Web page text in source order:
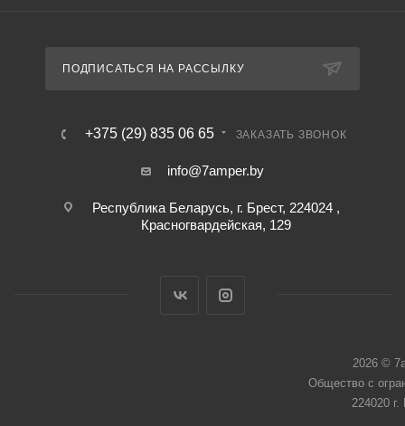
ПОДПИСАТЬСЯ НА РАССЫЛКУ
+375 (29) 835 06 65 ЗАКАЗАТЬ ЗВОНОК
info@7amper.by
Республика Беларусь, г. Брест, 224024 ,
Красногвардейская, 129
2026 ©
Общество с
224020